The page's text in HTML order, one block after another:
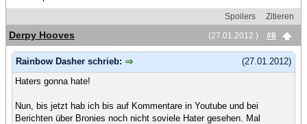
Spoilers
Zitieren
(27.01.2012 )
#6
Derpy Hooves
(27.01.2012)
Rainbow Dasher schrieb:
Haters gonna hate!
Nun, bis jetzt hab ich bis auf Kommentare in Youtube und bei
Berichten über Bronies noch nicht soviele Hater gesehen. Mal